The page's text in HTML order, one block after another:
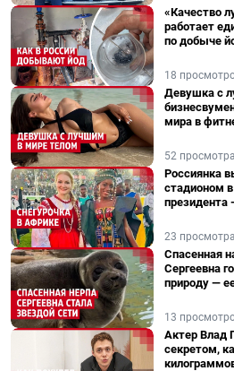
«Качество
работает
по добыче
18
Девушка с
мира в
52 просмотра
Россиянка
стадионом
президента
23 просмотра
Спасенная
Сергеевна
природу —
13
Актер Влад
секретом,